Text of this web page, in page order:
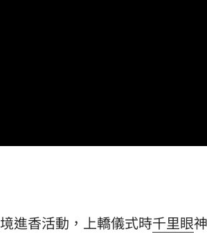
進香活動，上轎儀式時千里眼